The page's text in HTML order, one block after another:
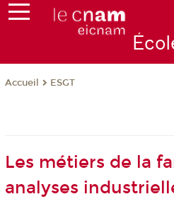
Accueil ESGT
Les métiers de la
analyses